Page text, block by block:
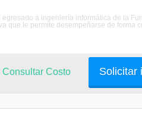
a ingeniería informática de la
que le permite desempeñarse de forma
Solicitar
Consultar Costo